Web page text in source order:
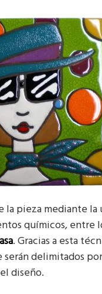
la pieza mediante
químicos, entre
. Gracias a esta
delimitados
diseño.